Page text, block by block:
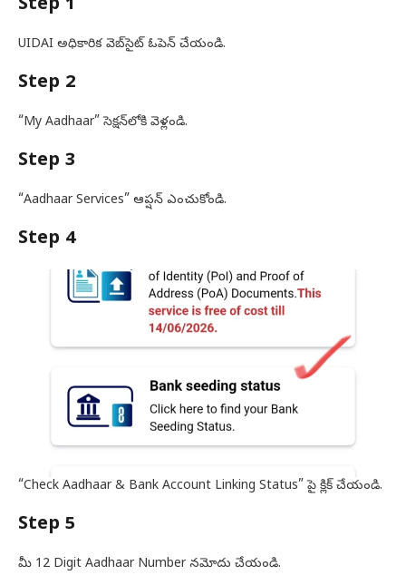
Step 1
UIDAI అధికారిక వెబ్‌సైట్ ఓపెన్ చేయండి.
Step 2
“My Aadhaar” సెక్షన్‌లోకి వెళ్లండి.
Step 3
“Aadhaar Services” ఆప్షన్ ఎంచుకోండి.
Step 4
“Check Aadhaar & Bank Account Linking Status” పై క్లిక్ చేయండి.
Step 5
మీ 12 Digit Aadhaar Number నమోదు చేయండి.